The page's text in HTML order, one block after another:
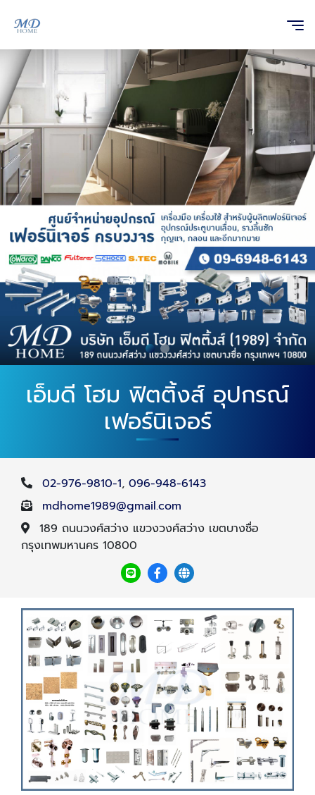
เอ็มดี โฮม ฟิตติ้งส์ อุปกรณ์
เฟอร์นิเจอร์
02-976-9810-1, 096-948-6143
mdhome1989@gmail.com
189 ถนนวงศ์สว่าง แขวงวงศ์สว่าง เขตบางซื่อ
กรุงเทพมหานคร 10800